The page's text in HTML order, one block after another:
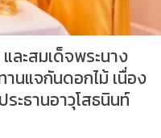
ละสมเด็จพระนาง
านแจกันดอกไม้ เนื่อง
ะธานอาวุโสธนินท์